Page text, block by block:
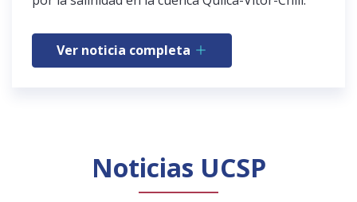
Ver noticia completa
Noticias UCSP